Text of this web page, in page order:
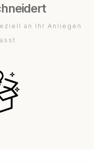
an Ihr Anliegen